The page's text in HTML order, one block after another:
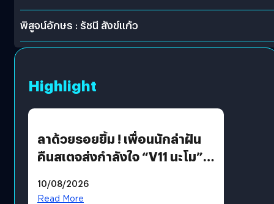
พิสูจน์อักษร : รัชนี สังข์แก้ว
Highlight
ลาด้วยรอยยิ้ม ! เพื่อนนักล่าฝัน
คืนสเตจส่งกำลังใจ “V11 นะโม”
รักแน่นฮอลล์
10/08/2026
Read More